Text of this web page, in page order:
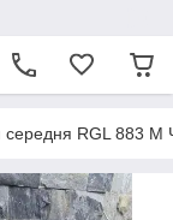
середня RGL 883 М